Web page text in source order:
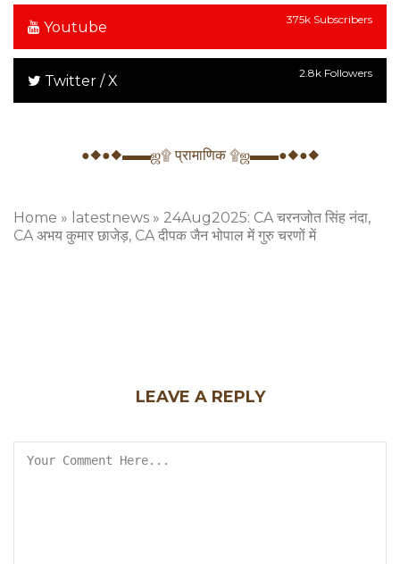
Youtube 375k Subscribers
Twitter / X 2.8k Followers
●◆●◆▬▬ஜ۩ प्रामाणिक ۩ஜ▬▬●◆●◆
Home » latestnews » 24Aug2025: CA चरनजोत सिंह नंदा,
CA अभय कुमार छाजेड़, CA दीपक जैन भोपाल में गुरु चरणों में
LEAVE A REPLY